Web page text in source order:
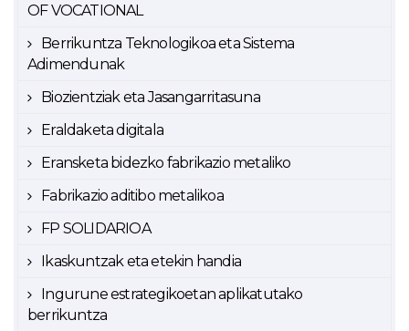
OF VOCATIONAL
Berrikuntza Teknologikoa eta Sistema
Adimendunak
Biozientziak eta Jasangarritasuna
Eraldaketa digitala
Eransketa bidezko fabrikazio metaliko
Fabrikazio aditibo metalikoa
FP SOLIDARIOA
Ikaskuntzak eta etekin handia
Ingurune estrategikoetan aplikatutako
berrikuntza